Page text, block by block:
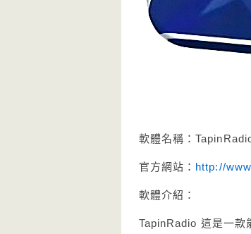
軟體名稱：
官方網站： http://
軟體介紹：
TapinRadio 這是一款